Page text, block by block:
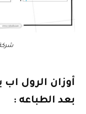
أوزان الرول اب
بعد الطباعه :